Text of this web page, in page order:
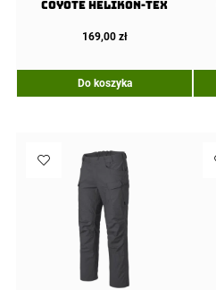
Coyote Helikon-Tex
169,00 zł
Do koszyka